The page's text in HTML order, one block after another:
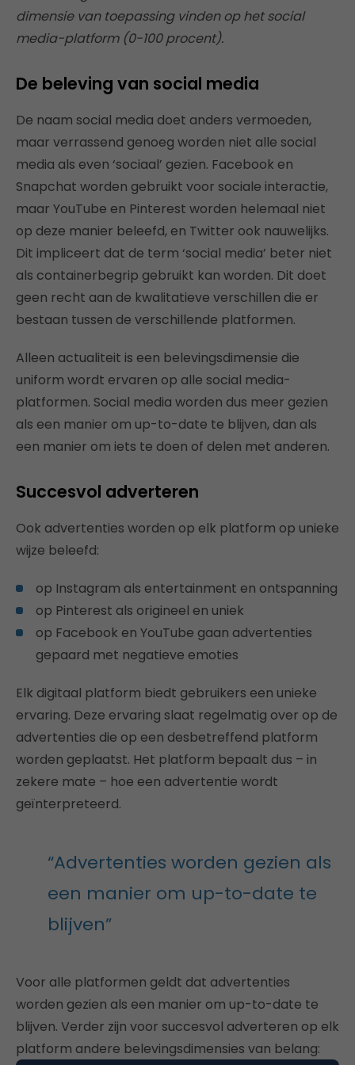
dimensie van toepassing vinden op het social
media-platform (0-100 procent).
De beleving van social media
De naam social media doet anders vermoeden,
maar verrassend genoeg worden niet alle social
media als even ‘sociaal’ gezien. Facebook en
Snapchat worden gebruikt voor sociale interactie,
maar YouTube en Pinterest worden helemaal niet
op deze manier beleefd, en Twitter ook nauwelijks.
Dit impliceert dat de term ‘social media’ beter niet
als containerbegrip gebruikt kan worden. Dit doet
geen recht aan de kwalitatieve verschillen die er
bestaan tussen de verschillende platformen.
Alleen actualiteit is een belevingsdimensie die
uniform wordt ervaren op alle social media-
platformen. Social media worden dus meer gezien
als een manier om up-to-date te blijven, dan als
een manier om iets te doen of delen met anderen.
Succesvol adverteren
Ook advertenties worden op elk platform op unieke
wijze beleefd:
op Instagram als entertainment en ontspanning
op Pinterest als origineel en uniek
op Facebook en YouTube gaan advertenties
gepaard met negatieve emoties
Elk digitaal platform biedt gebruikers een unieke
ervaring. Deze ervaring slaat regelmatig over op de
advertenties die op een desbetreffend platform
worden geplaatst. Het platform bepaalt dus – in
zekere mate – hoe een advertentie wordt
geïnterpreteerd.
“Advertenties worden gezien als
een manier om up-to-date te
blijven”
Voor alle platformen geldt dat advertenties
worden gezien als een manier om up-to-date te
blijven. Verder zijn voor succesvol adverteren op elk
platform andere belevingsdimensies van belang: